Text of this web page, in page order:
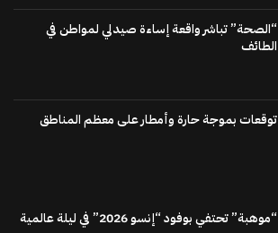
“الصحة” تباشر واقعة إساءة صيدلي لمواطن في
الطائف
توقعات بموجة حارة وأمطار على معظم المناطق
“موهبة” تحتفي بوفود “إنسو 2026” في ليلة عالمية